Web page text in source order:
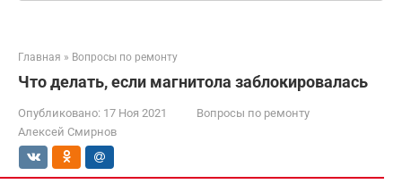
Главная » Вопросы по ремонту
Что делать, если магнитола заблокировалась
Опубликовано: 17 Ноя 2021
Вопросы по ремонту
Алексей Смирнов